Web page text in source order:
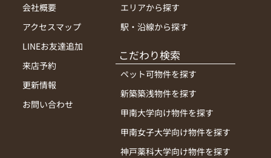
会社概要
アクセスマップ
LINEお友達追加
来店予約
更新情報
お問い合わせ
エリアから探す
駅・沿線から探す
こだわり検索
ペット可物件を探す
新築築浅物件を探す
甲南大学向け物件を探す
甲南女子大学向け物件を探す
神戸薬科大学向け物件を探す